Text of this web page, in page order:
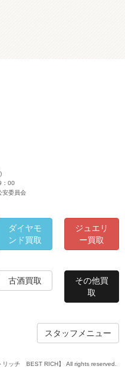
：00
安委員会
ダイヤモ
ンド買取
ジュエリ
ー買取
古酒買取
その他買
取
スタッフメニュー
ッチ BEST RICH】 All rights reserved.